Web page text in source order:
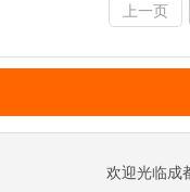
上一页
欢迎光临成